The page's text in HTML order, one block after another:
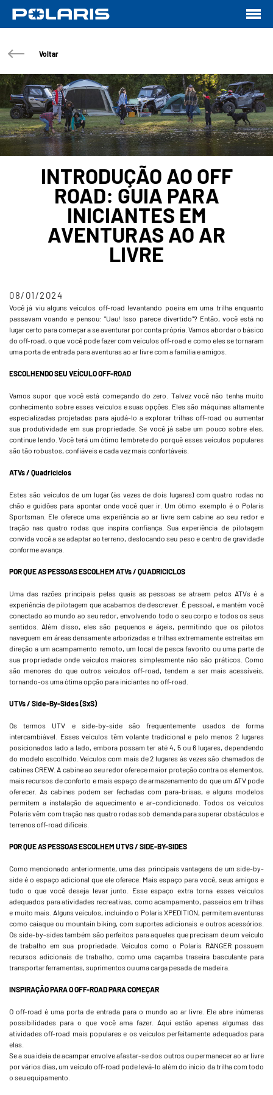
Voltar
INTRODUÇÃO AO OFF
ROAD: GUIA PARA
INICIANTES EM
AVENTURAS AO AR
LIVRE
08/01/2024
Você já viu alguns veículos off-road levantando poeira em uma trilha enquanto
passavam voando e pensou: "Uau! Isso parece divertido"? Então, você está no
lugar certo para começar a se aventurar por conta própria. Vamos abordar o básico
do off-road, o que você pode fazer com veículos off-road e como eles se tornaram
uma porta de entrada para aventuras ao ar livre com a família e amigos.
ESCOLHENDO SEU VEÍCULO OFF-ROAD
Vamos supor que você está começando do zero. Talvez você não tenha muito
conhecimento sobre esses veículos e suas opções. Eles são máquinas altamente
especializadas projetadas para ajudá-lo a explorar trilhas off-road ou aumentar
sua produtividade em sua propriedade. Se você já sabe um pouco sobre eles,
continue lendo. Você terá um ótimo lembrete do porquê esses veículos populares
são tão robustos, confiáveis e cada vez mais confortáveis.
ATVs / Quadriciclos
Estes são veículos de um lugar (às vezes de dois lugares) com quatro rodas no
chão e guidões para apontar onde você quer ir. Um ótimo exemplo é o Polaris
Sportsman. Ele oferece uma experiência ao ar livre sem cabine ao seu redor e
tração nas quatro rodas que inspira confiança. Sua experiência de pilotagem
convida você a se adaptar ao terreno, deslocando seu peso e centro de gravidade
conforme avança.
POR QUE AS PESSOAS ESCOLHEM ATVs / QUADRICICLOS
Uma das razões principais pelas quais as pessoas se atraem pelos ATVs é a
experiência de pilotagem que acabamos de descrever. É pessoal, e mantém você
conectado ao mundo ao seu redor, envolvendo todo o seu corpo e todos os seus
sentidos. Além disso, eles são pequenos e ágeis, permitindo que os pilotos
naveguem em áreas densamente arborizadas e trilhas extremamente estreitas em
direção a um acampamento remoto, um local de pesca favorito ou uma parte de
sua propriedade onde veículos maiores simplesmente não são práticos. Como
são menores do que outros veículos off-road, tendem a ser mais acessíveis,
tornando-os uma ótima opção para iniciantes no off-road.
UTVs / Side-By-Sides (SxS)
Os termos UTV e side-by-side são frequentemente usados de forma
intercambiável. Esses veículos têm volante tradicional e pelo menos 2 lugares
posicionados lado a lado, embora possam ter até 4, 5 ou 6 lugares, dependendo
do modelo escolhido. Veículos com mais de 2 lugares às vezes são chamados de
cabines CREW. A cabine ao seu redor oferece maior proteção contra os elementos,
mais recursos de conforto e mais espaço de armazenamento do que um ATV pode
oferecer. As cabines podem ser fechadas com para-brisas, e alguns modelos
permitem a instalação de aquecimento e ar-condicionado. Todos os veículos
Polaris vêm com tração nas quatro rodas sob demanda para superar obstáculos e
terrenos off-road difíceis.
POR QUE AS PESSOAS ESCOLHEM UTVS / SIDE-BY-SIDES
Como mencionado anteriormente, uma das principais vantagens de um side-by-
side é o espaço adicional que ele oferece. Mais espaço para você, seus amigos e
tudo o que você deseja levar junto. Esse espaço extra torna esses veículos
adequados para atividades recreativas, como acampamento, passeios em trilhas
e muito mais. Alguns veículos, incluindo o Polaris XPEDITION, permitem aventuras
como caiaque ou mountain biking, com suportes adicionais e outros acessórios.
Os side-by-sides também são perfeitos para aqueles que precisam de um veículo
de trabalho em sua propriedade. Veículos como o Polaris RANGER possuem
recursos adicionais de trabalho, como uma caçamba traseira basculante para
transportar ferramentas, suprimentos ou uma carga pesada de madeira.
INSPIRAÇÃO PARA O OFF-ROAD PARA COMEÇAR
O off-road é uma porta de entrada para o mundo ao ar livre. Ele abre inúmeras
possibilidades para o que você ama fazer. Aqui estão apenas algumas das
atividades off-road mais populares e os veículos perfeitamente adequados para
elas.
Se a sua ideia de acampar envolve afastar-se dos outros ou permanecer ao ar livre
por vários dias, um veículo off-road pode levá-lo além do início da trilha com todo
o seu equipamento.